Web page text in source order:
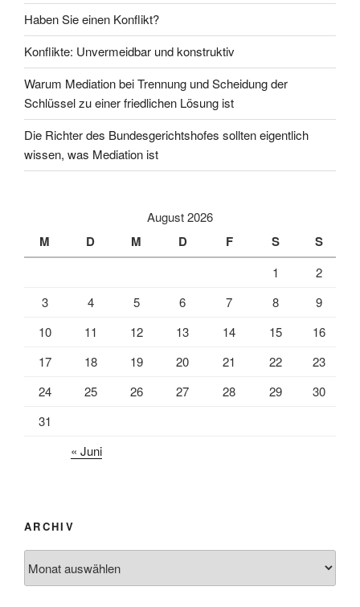
Haben Sie einen Konflikt?
Konflikte: Unvermeidbar und konstruktiv
Warum Mediation bei Trennung und Scheidung der
Schlüssel zu einer friedlichen Lösung ist
Die Richter des Bundesgerichtshofes sollten eigentlich
wissen, was Mediation ist
August 2026
M D M D F S S
1
2
3
4 5 6 7 8
9
10
11 12 13 14 15
16
17
18 19 20 21 22
23
24
25 26 27 28 29
30
31
« Juni
ARCHIV